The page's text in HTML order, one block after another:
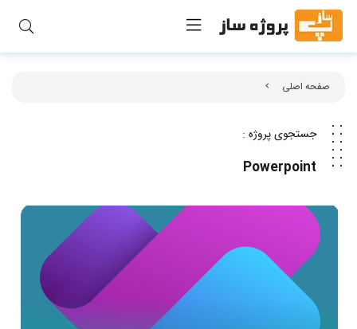
صفحه اصلی
جستجوی پروژه :
Powerpoint